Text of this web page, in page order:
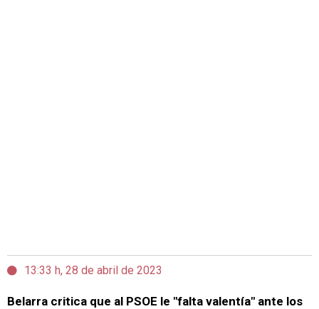
13:33 h, 28 de abril de 2023
Belarra critica que al PSOE le "falta valentía" ante los